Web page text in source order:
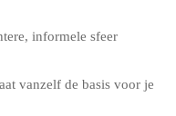
informele sfeer
vanzelf de basis voor je